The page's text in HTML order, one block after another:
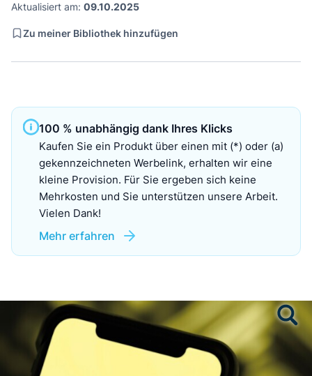
Aktualisiert am: 09.10.2025
Zu meiner Bibliothek hinzufügen
100 % unabhängig dank Ihres Klicks
Kaufen Sie ein Produkt über einen mit (*) oder (a)
gekennzeichneten Werbelink, erhalten wir eine
kleine Provision. Für Sie ergeben sich keine
Mehrkosten und Sie unterstützen unsere Arbeit.
Vielen Dank!
Mehr erfahren